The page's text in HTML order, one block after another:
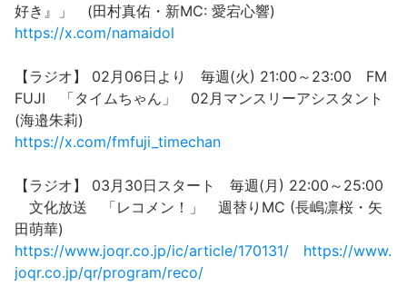
好き』」 (田村真佑・新MC: 愛宕心響)
https://x.com/namaidol
【ラジオ】 02月06日より 毎週(火) 21:00～23:00 FM
FUJI 「タイムちゃん」 02月マンスリーアシスタント
(海邉朱莉)
https://x.com/fmfuji_timechan
【ラジオ】 03月30日スタート 毎週(月) 22:00～25:00
文化放送 「レコメン！」 週替りMC (長嶋凛桜・矢
田萌華)
https://www.joqr.co.jp/ic/article/170131/
https://www.
joqr.co.jp/qr/program/reco/